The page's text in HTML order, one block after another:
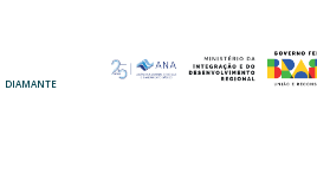
DIAMANTE
OURO